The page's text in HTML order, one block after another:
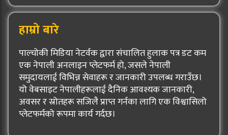
हाम्रो बारे
पाल्चोकी मिडिया नेटर्वक द्वारा संचालित हुलाक पत्र डट कम
एक नेपाली अनलाइन प्लेटफर्म हो, जसले नेपाली
समुदायलाई विभिन्न सेवाहरू र जानकारी उपलब्ध गराउँछ।
यो वेबसाइट नेपालीहरूलाई दैनिक आवश्यक जानकारी,
अवसर र स्रोतहरू सजिलै प्राप्त गर्नका लागि एक विश्वासिलो
प्लेटफर्मको रूपमा कार्य गर्दछ।